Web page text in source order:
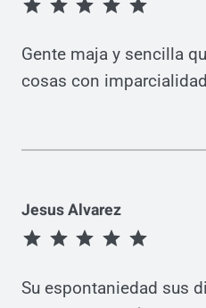
Gente maja y sencilla
cosas con
Jesus Alvarez
Su espontaniedad sus